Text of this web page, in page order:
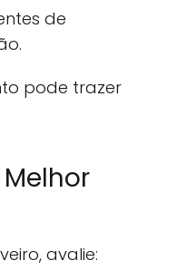
de
pode trazer
avalie: